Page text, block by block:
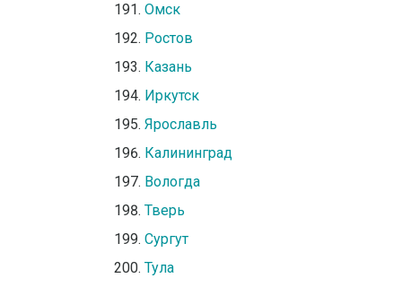
Омск
Ростов
Казань
Иркутск
Ярославль
Калининград
Вологда
Тверь
Сургут
Тула